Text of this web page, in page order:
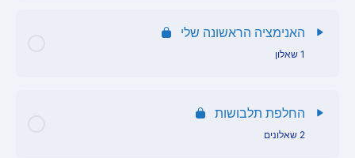
שאלון האפליקציה הראשונה שלי
שאלון פקודות אתחול
האנימציה הראשונה שלי
1 שאלון
החלפת תלבושות
2 שאלונים